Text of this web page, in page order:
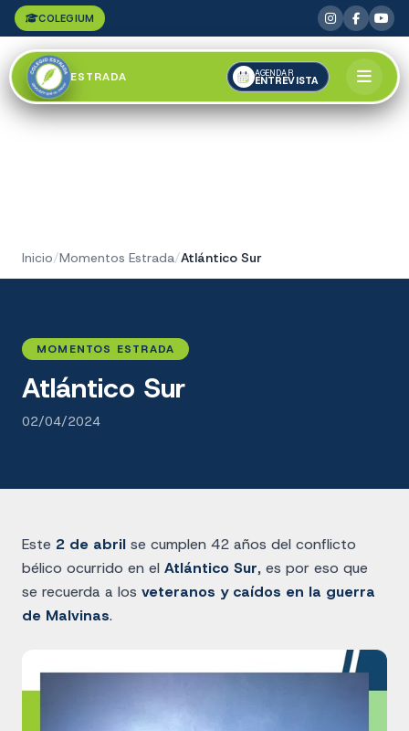
COLEGIUM
ESTRADA AGENDAR
ENTREVISTA
Inicio/Momentos Estrada/Atlántico Sur
MOMENTOS ESTRADA
Atlántico Sur
02/04/2024
Este 2 de abril se cumplen 42 años del conflicto
bélico ocurrido en el Atlántico Sur, es por eso que
se recuerda a los veteranos y caídos en la guerra
de Malvinas.